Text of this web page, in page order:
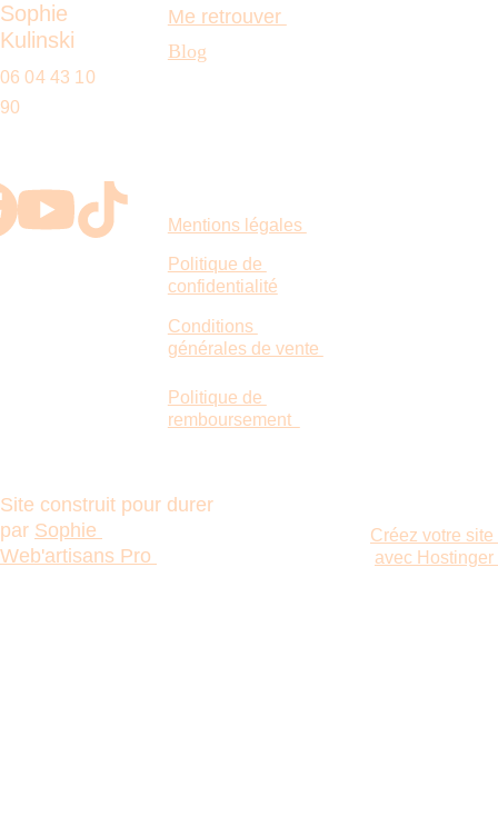
Sophie
Kulinski
06 04 43 10
90
Me retrouver
Blog
Mentions légales
Politique de
confidentialité
Conditions
générales de vente
Site construit pour durer
par Sophie
Web'artisans Pro
Créez votre site
avec Hostinger
Politique de
remboursement